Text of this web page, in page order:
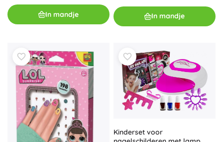
In mandje In mandje
Kinderset voor